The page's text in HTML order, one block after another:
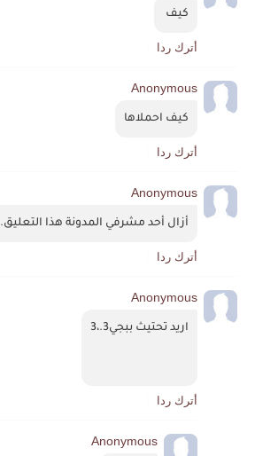
كيف
أترك ردا
Anonymous
كيف احملاها
أترك ردا
Anonymous
أزال أحد مشرفي المدونة هذا التعليق.
أترك ردا
Anonymous
اريد تحتيث ببجي3.،3
أترك ردا
Anonymous